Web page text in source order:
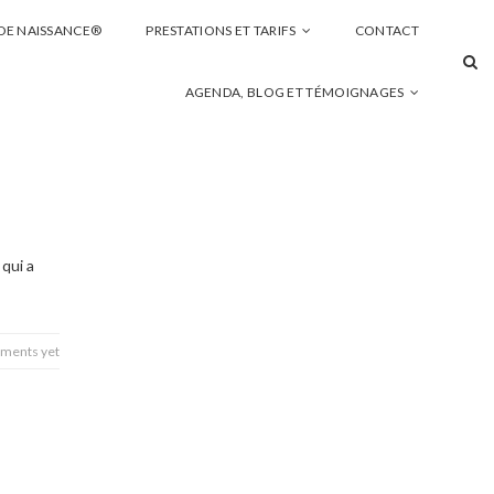
NAISSANCE® PRESTATIONS ET TARIFS CONTACT
AGENDA, BLOG ET TÉMOIGNAGES
a
yet